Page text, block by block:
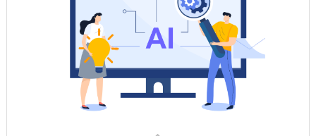
电子看板可视化展示在制品位置、加工进度，异常停滞自动报